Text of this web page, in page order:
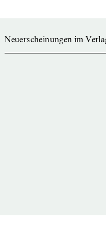
Neuerscheinungen im